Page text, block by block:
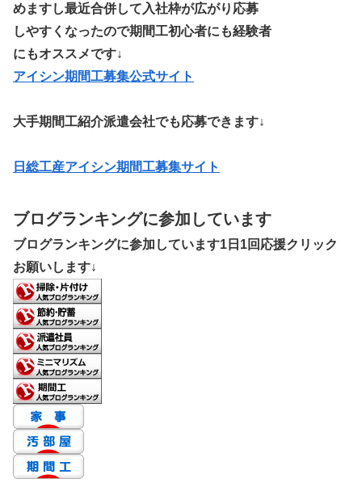
めますし最近合併して入社枠が広がり応募
しやすくなったので期間工初心者にも経験者
にもオススメです↓
アイシン期間工募集公式サイト
大手期間工紹介派遣会社でも応募できます↓
日総工産アイシン期間工募集サイト
ブログランキングに参加しています
ブログランキングに参加しています1日1回応援クリック
お願いします↓